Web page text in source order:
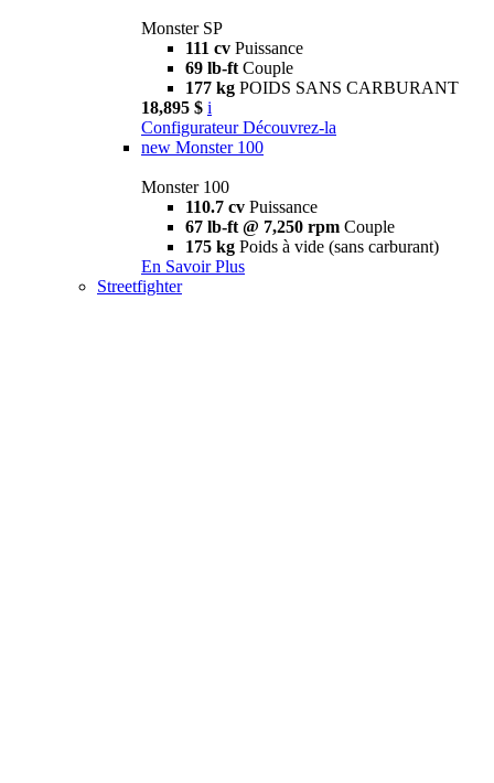
Monster SP
111 cv Puissance
69 lb-ft Couple
177 kg POIDS SANS CARBURANT
18,895 $ i
Configurateur Découvrez-la
new Monster 100
Monster 100
110.7 cv Puissance
67 lb-ft @ 7,250 rpm Couple
175 kg Poids à vide (sans carburant)
En Savoir Plus
Streetfighter